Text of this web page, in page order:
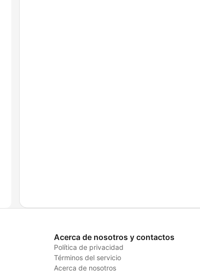
Acerca de nosotros y contactos
Política de privacidad
Términos del servicio
Acerca de nosotros